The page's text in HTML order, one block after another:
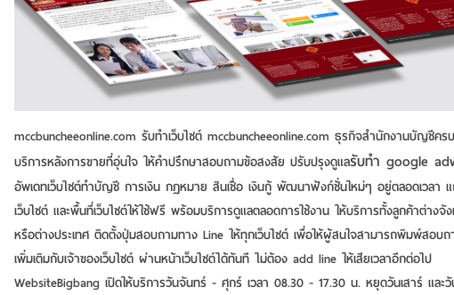
mccbuncheeonline.com รับทำเว็บไซต์ mccbuncheeonline.com ธุรกิจสำนักงานบัญชีคร
บริการหลังการขายที่อุ่นใจ ให้คำปรึกษาสอบถามข้อสงสัย ปรับปรุงดูแลรับทำ google
อัพเดทเว็บไซต์ทำบัญชี การเงิน กฎหมาย สินเชื่อ เงินกู้ พัฒนาฟังก์ชั่นใหม่ๆ อยู่ตลอดเวลา
เว็บไซต์ และพื้นที่เว็บไซต์ให้ใช้ฟรี พร้อมบริการดูแลตลอดการใช้งาน ให้บริการทั้งลูกค้าต่างจั
หรือต่างประเทศ ติดตั้งปุ่มสอบถามทาง Line ให้ทุกเว็บไซต์ เพื่อให้ผู้สนใจสามารถพิมพ์สอบ
เพิ่มเติมกับเจ้าของเว็บไซต์ ผ่านหน้าเว็บไซต์ได้ทันที ไม่ต้อง add line ให้เสียเวลาอีกต่อไป
WebsiteBigbang เปิดให้บริการวันจันทร์ - ศุกร์ เวลา 08.30 - 17.30 น. หยุดวันเสาร์ และ